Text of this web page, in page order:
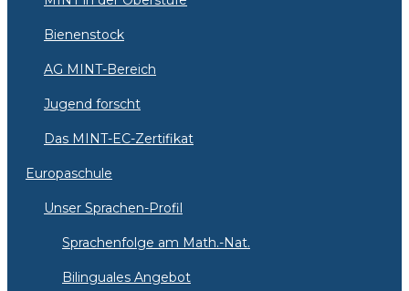
Bienenstock
AG MINT-Bereich
Jugend forscht
Das MINT-EC-Zertifikat
Europaschule
Unser Sprachen-Profil
Sprachenfolge am Math.-Nat.
Bilinguales Angebot